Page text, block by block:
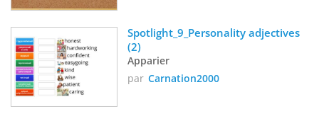
Spotlight_9_Personality adjectives
(2)
Apparier
par Carnation2000